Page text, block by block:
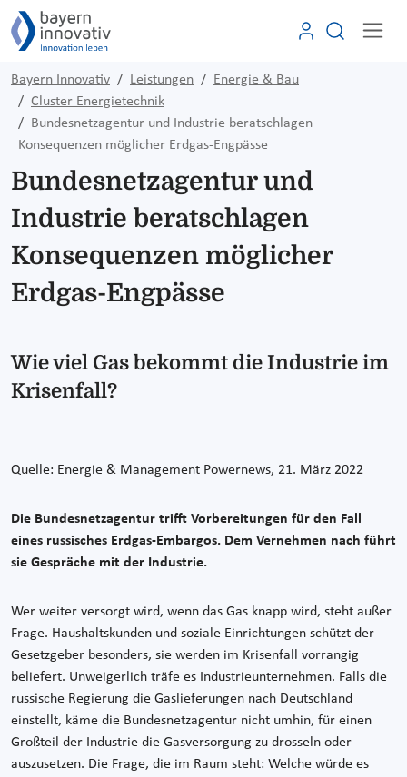
Bayern Innovativ Leistungen
Energie & Bau
Cluster Energietechnik
Bundesnetzagentur und Industrie beratschlagen
Konsequenzen möglicher Erdgas-Engpässe
Bundesnetzagentur und
Industrie beratschlagen
Konsequenzen möglicher
Erdgas-Engpässe
Wie viel Gas bekommt die Industrie im
Krisenfall?
Quelle: Energie & Management Powernews, 21. März 2022
Die Bundesnetzagentur trifft Vorbereitungen für den Fall
eines russisches Erdgas-Embargos. Dem Vernehmen nach führt
sie Gespräche mit der Industrie.
Wer weiter versorgt wird, wenn das Gas knapp wird, steht außer
Frage. Haushaltskunden und soziale Einrichtungen schützt der
Gesetzgeber besonders, sie werden im Krisenfall vorrangig
beliefert. Unweigerlich träfe es Industrieunternehmen. Falls die
russische Regierung die Gaslieferungen nach Deutschland
einstellt, käme die Bundesnetzagentur nicht umhin, für einen
Großteil der Industrie die Gasversorgung zu drosseln oder
auszusetzen. Die Frage, die im Raum steht: Welche würde es